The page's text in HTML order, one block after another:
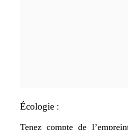
Écologie :
Tenez compte de